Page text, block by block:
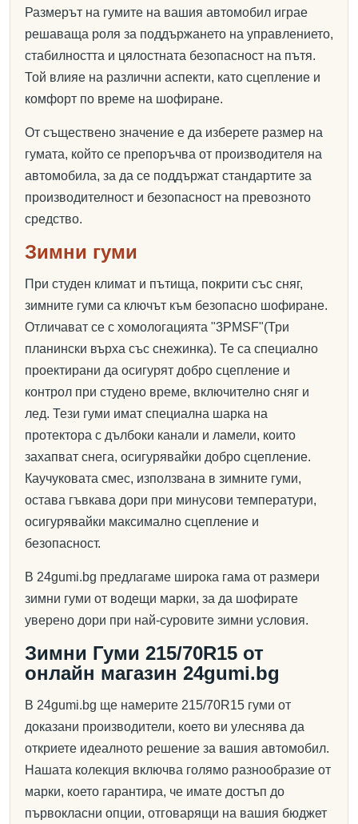
Размерът на гумите на вашия автомобил играе
решаваща роля за поддържането на управлението,
стабилността и цялостната безопасност на пътя.
Той влияе на различни аспекти, като сцепление и
комфорт по време на шофиране.
От съществено значение е да изберете размер на
гумата, който се препоръчва от производителя на
автомобила, за да се поддържат стандартите за
производителност и безопасност на превозното
средство.
Зимни гуми
При студен климат и пътища, покрити със сняг,
зимните гуми са ключът към безопасно шофиране.
Отличават се с хомологацията "3PMSF"(Три
планински върха със снежинка). Те са специално
проектирани да осигурят добро сцепление и
контрол при студено време, включително сняг и
лед. Тези гуми имат специална шарка на
протектора с дълбоки канали и ламели, които
захапват снега, осигурявайки добро сцепление.
Каучуковата смес, използвана в зимните гуми,
остава гъвкава дори при минусови температури,
осигурявайки максимално сцепление и
безопасност.
В 24gumi.bg предлагаме широка гама от размери
зимни гуми от водещи марки, за да шофирате
уверено дори при най-суровите зимни условия.
Зимни Гуми 215/70R15 от
онлайн магазин 24gumi.bg
В 24gumi.bg ще намерите 215/70R15 гуми от
доказани производители, което ви улеснява да
откриете идеалното решение за вашия автомобил.
Нашата колекция включва голямо разнообразие от
марки, което гарантира, че имате достъп до
първокласни опции, отговарящи на вашия бюджет